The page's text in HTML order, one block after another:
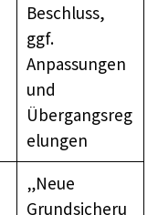
Beschluss,
ggf.
Anpassungen
und
Übergangsreg
elungen
„Neue
Grundsicheru